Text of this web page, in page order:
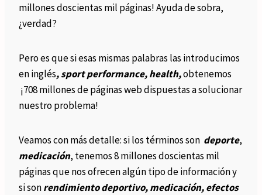
millones doscientas mil páginas! Ayuda de sobra,
¿verdad?
Pero es que si esas mismas palabras las introducimos
en inglés, sport performance, health,obtenemos
¡708 millones de páginas web dispuestas a solucionar
nuestro problema!
Veamos con más detalle: si los términos son deporte,
medicación, tenemos 8 millones doscientas mil
páginas que nos ofrecen algún tipo de información y
si sonrendimiento deportivo, medicación, efectos